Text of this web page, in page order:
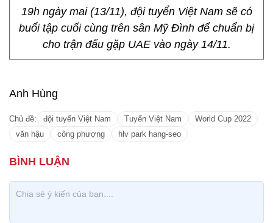
19h ngày mai (13/11), đội tuyển Việt Nam sẽ có
buổi tập cuối cùng trên sân Mỹ Đình để chuẩn bị
cho trận đấu gặp UAE vào ngày 14/11.
Anh Hùng
Chủ đề: đội tuyển Việt Nam Tuyển Việt Nam
World Cup 2022
văn hậu
công phượng hlv park hang-seo